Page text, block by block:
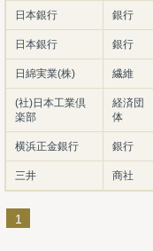
日本銀行 銀行
日本銀行 銀行
日綿実業(株) 繊維
(社)日本工業倶
楽部
経済団
体
横浜正金銀行 銀行
三井 商社
1